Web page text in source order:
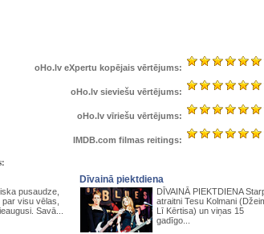
oHo.lv eXpertu kopējais vērtējums:
oHo.lv sieviešu vērtējums:
oHo.lv vīriešu vērtējums:
IMDB.com filmas reitings:
pusaudze,
visu vēlas,
Savā...
Dīvainā piektdiena
DĪVAINĀ PIEKTDIENA
atraitni Tesu Kolmani
Lī Kērtisa) un viņas 15
gadīgo...